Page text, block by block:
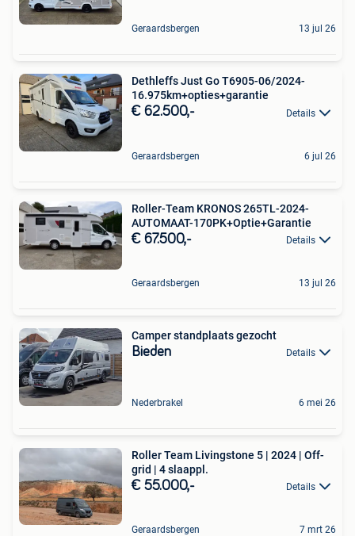
Geraardsbergen 13 jul 26
Dethleffs Just Go T6905-06/2024-
16.975km+opties+garantie
€ 62.500,- Details
Geraardsbergen 6 jul 26
Roller-Team KRONOS 265TL-2024-
AUTOMAAT-170PK+Optie+Garantie
€ 67.500,- Details
Geraardsbergen 13 jul 26
Camper standplaats gezocht
Bieden Details
Nederbrakel 6 mei 26
Roller Team Livingstone 5 | 2024 | Off-
grid | 4 slaappl.
€ 55.000,- Details
Geraardsbergen 7 mrt 26